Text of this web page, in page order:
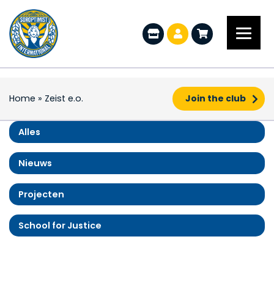
Home » Zeist e.o. Join the club
Alles
Nieuws
Projecten
School for Justice